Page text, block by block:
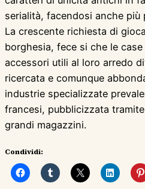
serialità, facendosi anche più
La crescente richiesta di
borghesia, fece si che le
accessori utili al loro arredo
ricercata e comunque
industrie specializzate
francesi, pubblicizzata
grandi magazzini.
Condividi: